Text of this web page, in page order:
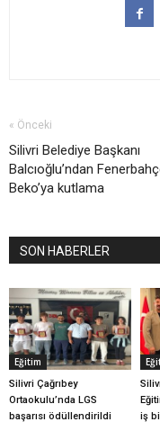
« Önceki
Silivri Belediye Başkanı
Balcıoğlu’ndan
Beko’ya kutlama
SON HABERLER
Eğitim
Silivri Çağrıbey
Ortaokulu’nda LGS
başarısı ödüllendirildi
iş